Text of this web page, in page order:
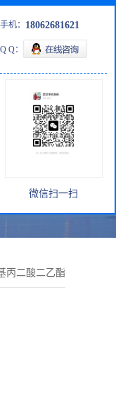
丙二酸二乙酯
手机： 18062681621
Q Q：
微信扫一扫